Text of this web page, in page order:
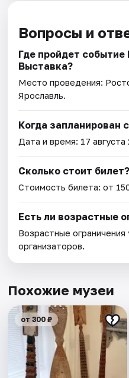
Вопросы и
Где пройдет
Выставка?
Место проведения:
Ярославль.
Когда запланирован
Дата и время: 17 августа
Сколько стоит билет?
Стоимость билета: от
Есть ли возрастные
Возрастные ограничения
организаторов.
Похожие музеи
от 300 ₽